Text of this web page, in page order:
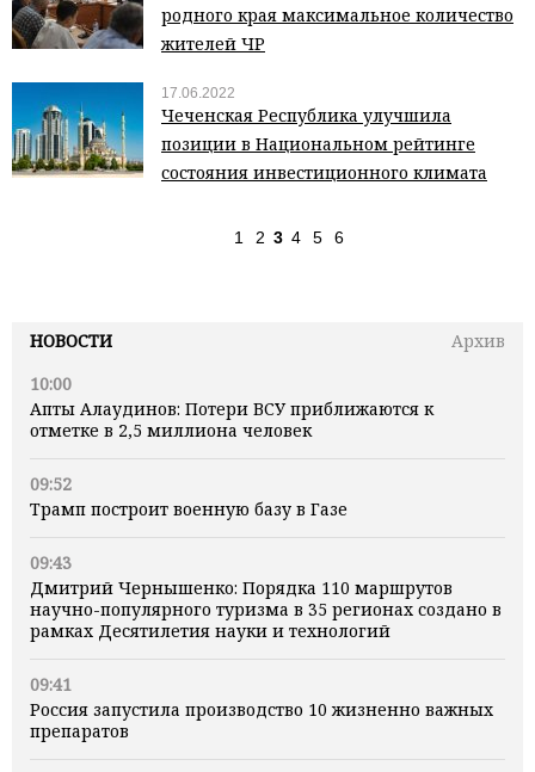
НОВОСТИ
Архив
10:00
Апты Алаудинов: Потери ВСУ приближаются к
отметке в 2,5 миллиона человек
09:52
Трамп построит военную базу в Газе
09:43
Дмитрий Чернышенко: Порядка 110 маршрутов
научно-популярного туризма в 35 регионах создано в
рамках Десятилетия науки и технологий
09:41
Россия запустила производство 10 жизненно важных
препаратов
родного края максимальное количество
жителей ЧР
17.06.2022
Чеченская Республика улучшила
позиции в Национальном рейтинге
состояния инвестиционного климата
1 2 3 4 5 6